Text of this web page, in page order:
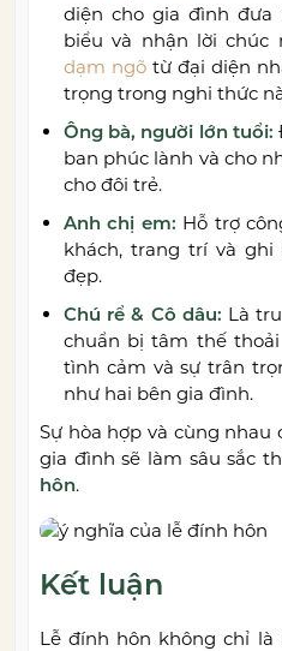
diện cho gia đình đưa
biểu và nhận lời chúc
dạm ngõ từ đại diện
trọng trong nghi thức
Ông bà, người lớn tuổi:
ban phúc lành và cho
cho đôi trẻ.
Anh chị em: Hỗ trợ
khách, trang trí và
đẹp.
Chú rể & Cô dâu: Là
chuẩn bị tâm thế
tình cảm và sự trân
như hai bên gia đình.
Sự hòa hợp và cùng nhau
gia đình sẽ làm sâu sắc
hôn.
Kết luận
Lễ đính hôn không chỉ